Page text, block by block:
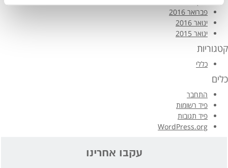
פברואר 2016
ינואר 2016
ינואר 2015
קטגוריות
כללי
כלים
התחבר
פיד רשומות
פיד תגובות
WordPress.org